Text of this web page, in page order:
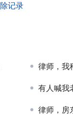
记录
律师，我
有人喊我
律师，房东的